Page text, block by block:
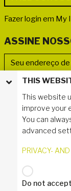
Fazer login em My
ASSINE
SIGA-NOS
THIS
This website
improve your
You can
advanced
PRIVACY-
Do not accept